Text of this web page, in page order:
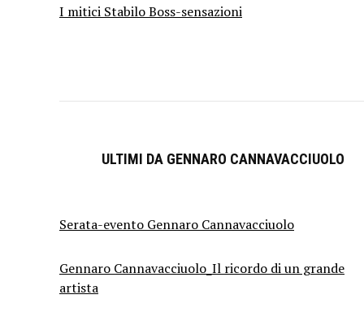
I mitici Stabilo Boss-sensazioni
ULTIMI DA GENNARO CANNAVACCIUOLO
Serata-evento Gennaro Cannavacciuolo
Gennaro Cannavacciuolo_Il ricordo di un grande
artista